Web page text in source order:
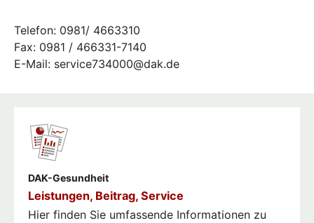
Telefon: 0981/ 4663310
Fax: 0981 / 466331-7140
E-Mail: service734000@dak.de
DAK-Gesundheit
Leistungen, Beitrag, Service
Hier finden Sie umfassende Informationen zu